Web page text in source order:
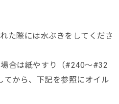
た際には水ぶきをしてくださ
合は紙やすり（#240～#32
てから、下記を参照にオイル